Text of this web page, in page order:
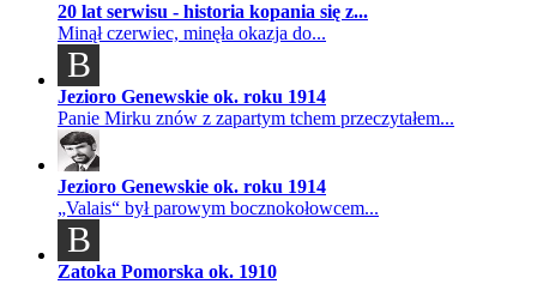
20 lat serwisu - historia kopania się z...
Minął czerwiec, minęła okazja do...
B
Jezioro Genewskie ok. roku 1914
Panie Mirku znów z zapartym tchem przeczytałem...
Jezioro Genewskie ok. roku 1914
„Valais“ był parowym bocznokołowcem...
B
Zatoka Pomorska ok. 1910